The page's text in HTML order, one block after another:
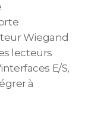
Wiegand
lecteurs
E/S,
à